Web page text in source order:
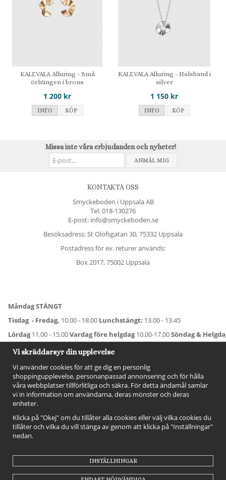
KALEVALA Alluring - Små
örhängen i brons
1 200 kr
INFO KÖP
KALEVALA Alluring - Halsband i
silver
1 150 kr
INFO KÖP
Missa inte våra erbjudanden och nyheter!
ANMÄL MIG
KONTAKTA OSS
Smyckeboden i Uppsala AB
Tel:018-130276
E-post: info@smyckeboden.se
Besöksadress: St Olofsgatan 30, 75332 Uppsala
Postadress för ev. returer används:
Box 2017, 75002 Uppsala
Måndag STÄNGT
Tisdag - Fredag, 10.00 - 18.00 Lunchstängt: 13.00 - 13.45
Lördag11.00 - 15.00Vardag före helgdag10.00-17.00Söndag &
För avvikande öppettider:Titta här
Vi skräddarsyr din upplevelse
Vi använder cookies för att ge dig en personlig
shoppingupplevelse, personanpassad annonsering och för hålla
våra webbplatser tillförlitliga och säkra. För detta ändamål samlar
vi in information om användarna, deras mönster och deras
enheter.
Klicka på "Okej" om du tillåter alla cookies eller välj vilka cookies du
tillåter och vilka du vill stänga av genom att klicka på "Inställningar"
nedan.
INSTÄLLNINGAR